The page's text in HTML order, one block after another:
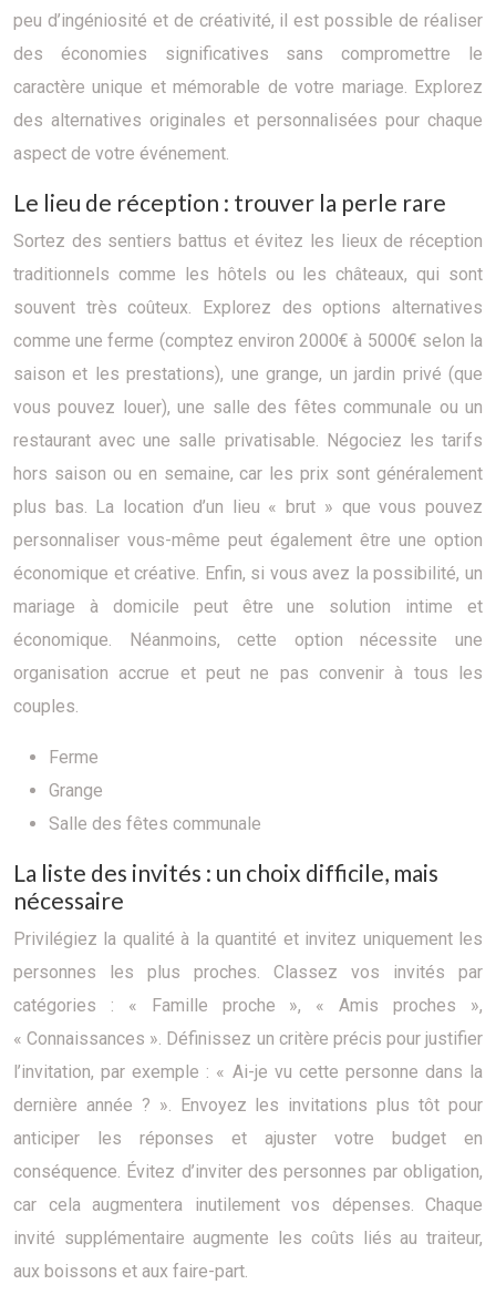
peu d’ingéniosité et de créativité, il est possible de réaliser
des économies significatives sans compromettre le
caractère unique et mémorable de votre mariage. Explorez
des alternatives originales et personnalisées pour chaque
aspect de votre événement.
Le lieu de réception : trouver la perle rare
Sortez des sentiers battus et évitez les lieux de réception
traditionnels comme les hôtels ou les châteaux, qui sont
souvent très coûteux. Explorez des options alternatives
comme une ferme (comptez environ 2000€ à 5000€ selon la
saison et les prestations), une grange, un jardin privé (que
vous pouvez louer), une salle des fêtes communale ou un
restaurant avec une salle privatisable. Négociez les tarifs
hors saison ou en semaine, car les prix sont généralement
plus bas. La location d’un lieu « brut » que vous pouvez
personnaliser vous-même peut également être une option
économique et créative. Enfin, si vous avez la possibilité, un
mariage à domicile peut être une solution intime et
économique. Néanmoins, cette option nécessite une
organisation accrue et peut ne pas convenir à tous les
couples.
Ferme
Grange
Salle des fêtes communale
La liste des invités : un choix difficile, mais
nécessaire
Privilégiez la qualité à la quantité et invitez uniquement les
personnes les plus proches. Classez vos invités par
catégories : « Famille proche », « Amis proches »,
« Connaissances ». Définissez un critère précis pour justifier
l’invitation, par exemple : « Ai-je vu cette personne dans la
dernière année ? ». Envoyez les invitations plus tôt pour
anticiper les réponses et ajuster votre budget en
conséquence. Évitez d’inviter des personnes par obligation,
car cela augmentera inutilement vos dépenses. Chaque
invité supplémentaire augmente les coûts liés au traiteur,
aux boissons et aux faire-part.